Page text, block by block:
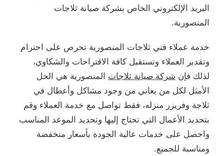
البريد الإلكتروني الخاص بشركة صيانة ثلاجات
المنصورية.
خدمة عملاء فني ثلاجات المنصورية تحرص على احترام
وتقدير العملاء وتستقبل كافة الاقتراحات والشكاوي،
لذلك فإن شركة صيانة ثلاجات المنصورية هي الحل
الأمثل لكل من يعاني من وجود مشاكل وأعطال في
ثلاجة وفريزر منزله، فقط تواصل مع خدمة العملاء وقم
بتحديد الأعمال التي تحتاج إليها وتحديد الموعد المناسب
واحصل على خدمات عالية الجودة بأسعار منخفضة
ومناسبة للجميع.